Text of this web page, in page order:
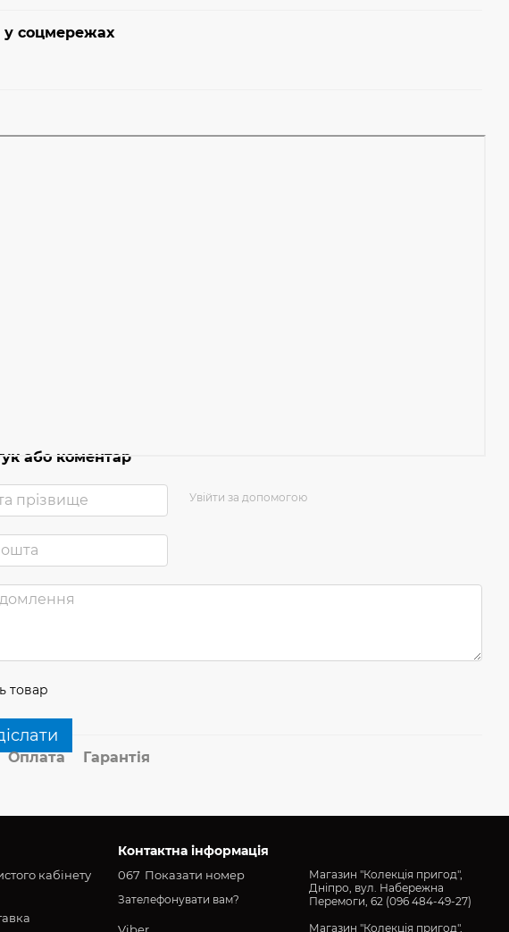
соцмережах
або коментар
Увійти за допомогою
товар
Оплата Гарантія
кабінету
Контактна інформація
067 Показати номер
Зателефонувати вам?
Магазин "Колекція пригод",
Дніпро, вул. Набережна
Перемоги, 62 (096 484-49-27)
Магазин "Колекція пригод",